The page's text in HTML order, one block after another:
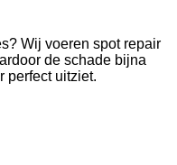
Wij voeren spot repair
de schade bijna
perfect uitziet.